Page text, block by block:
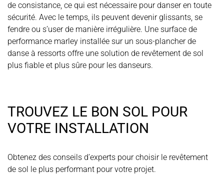
de consistance, ce qui est nécessaire pour danser en toute
sécurité. Avec le temps, ils peuvent devenir glissants, se
fendre ou s’user de manière irrégulière. Une surface de
performance marley installée sur un sous-plancher de
danse à ressorts offre une solution de revêtement de sol
plus fiable et plus sûre pour les danseurs.
TROUVEZ LE BON SOL POUR
VOTRE INSTALLATION
Obtenez des conseils d’experts pour choisir le revêtement
de sol le plus performant pour votre projet.